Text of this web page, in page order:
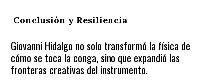
Conclusión y Resiliencia
Giovanni Hidalgo no solo transformó la física de
cómo se toca la conga, sino que expandió las
fronteras creativas del instrumento.